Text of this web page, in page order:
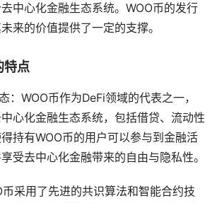
中心化金融生态系统。WOO币的发行
来的价值提供了一定的支撑。
特点
：WOO币作为DeFi领域的代表之一，
心化金融生态系统，包括借贷、流动性
持有WOO币的用户可以参与到金融活
受去中心化金融带来的自由与隐私性。
采用了先进的共识算法和智能合约技